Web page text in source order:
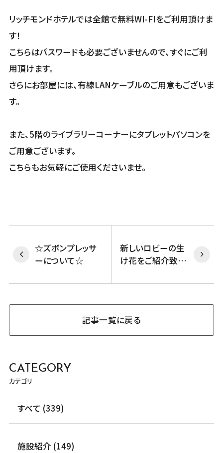
リッチモンドホテルでは全館で無料WI-FIをご利用頂けま
す！
こちらはパスワードも必要ございませんので、すぐにご利
用頂けます。
さらにお部屋には、有線LANケーブルのご用意もございま
す。
また、5階のライブラリーコーナーにタブレットパソコンを
ご用意ございます。
こちらもお気軽にご使用くださいませ。
☆ズボンプレッサ
ーについて☆
新しいロビーの生
け花をご紹介致し
記事一覧に戻る
CATEGORY
カテゴリ
すべて (339)
施設紹介 (149)